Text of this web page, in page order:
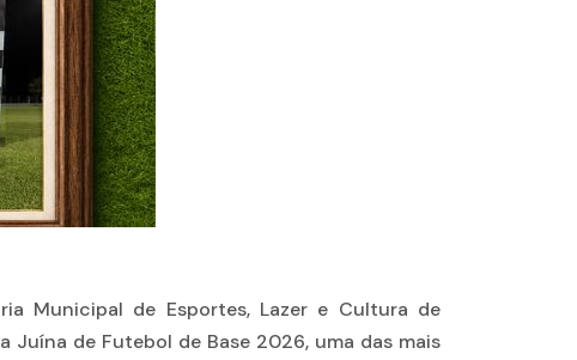
Municipal de Esportes, Lazer e Cultura de
de Futebol de Base 2026, uma das mais